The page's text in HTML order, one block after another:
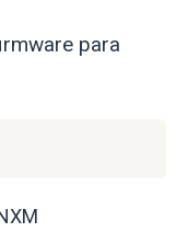
para